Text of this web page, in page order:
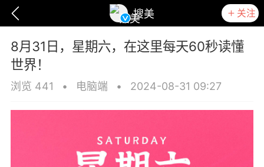
搜美 关注
8月31日，星期六，在这里每天60秒读懂
世界！
浏览 441 • 电脑端 • 2024-08-31 09:27